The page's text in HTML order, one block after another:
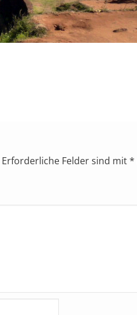
Erforderliche Felder sind mit*